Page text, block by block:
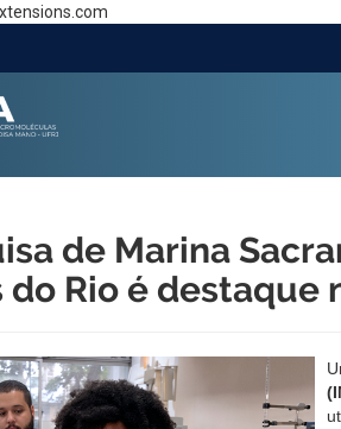
de Marina
Rio é destaque